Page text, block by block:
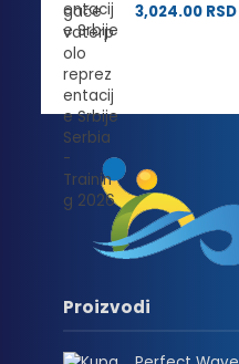
3,024.00 RSD
Proizvodi